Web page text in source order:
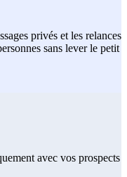
privés et les relances
sans lever le petit
avec vos prospects